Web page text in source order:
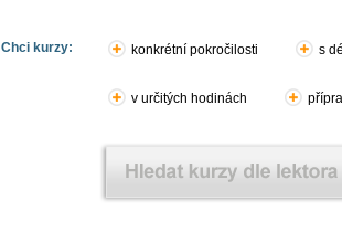
Chci kurzy: konkrétní pokročilosti s
v určitých hodinách